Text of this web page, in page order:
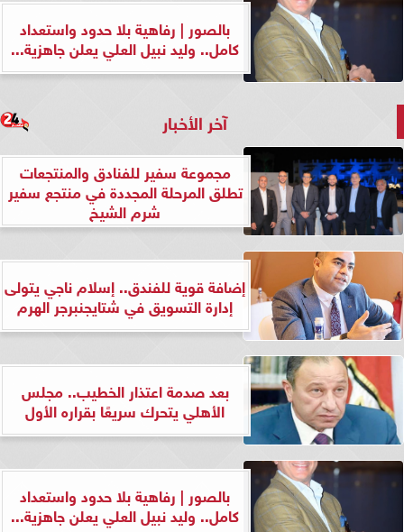
بالصور | رفاهية بلا حدود واستعداد
كامل.. وليد نبيل العلي يعلن جاهزية...
آخر الأخبار
مجموعة سفير للفنادق والمنتجعات
تطلق المرحلة المجددة في منتجع سفير
شرم الشيخ
إضافة قوية للفندق.. إسلام ناجي يتولى
إدارة التسويق في شتايجنبرجر الهرم
بعد صدمة اعتذار الخطيب.. مجلس
الأهلي يتحرك سريعًا بقراره الأول
بالصور | رفاهية بلا حدود واستعداد
كامل.. وليد نبيل العلي يعلن جاهزية...